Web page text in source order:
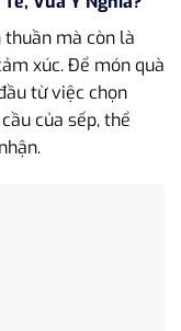
thuần mà còn là
xúc. Để món quà
từ việc chọn
của sếp, thể